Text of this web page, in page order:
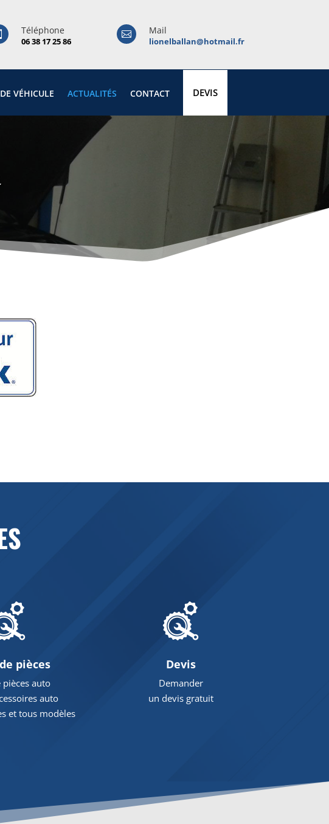
Téléphone
06 38 17 25 86
 Mail
lionelballan@hotmail.fr
VÉHICULE ACTUALITÉS CONTACT DEVIS
pièces
pièces auto
auto
et tous modèles
Devis
Demander
un devis gratuit